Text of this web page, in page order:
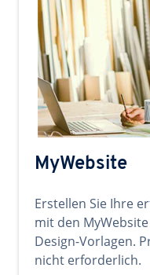
MyWebsite
Erstellen Sie Ihre
mit den
Design-Vorlagen.
nicht erforderlich.